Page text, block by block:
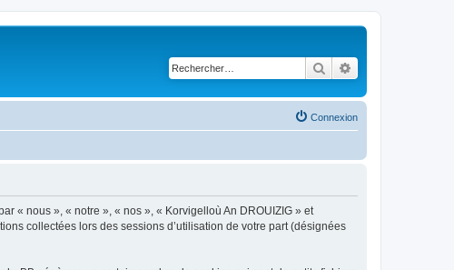
Rechercher
Connexion
« nous », « notre », « nos », « Korvigelloù An DROUIZIG » et
collectées lors des sessions d’utilisation de votre part (désignées